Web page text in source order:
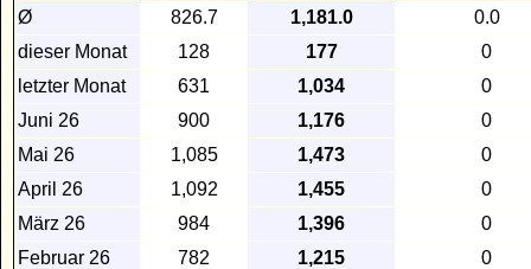
Ø 826.7 1,181.0
0.0
dieser Monat
128 177
0
letzter Monat
631 1,034
0
Juni 26
900 1,176
0
Mai 26
1,085 1,473
0
April 26
1,092 1,455
0
März 26
984 1,396
0
Februar 26
782 1,215
0